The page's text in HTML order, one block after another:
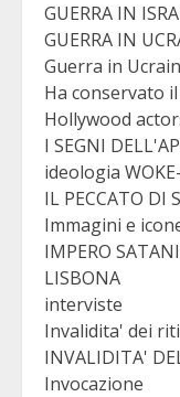
GUERRA IN
GUERRA IN
Guerra in
Ha conservato
Hollywood
I SEGNI
ideologia
IL PECCATO DI
Immagini e
IMPERO
LISBONA
interviste
Invalidita' dei
INVALIDITA'
Invocazione